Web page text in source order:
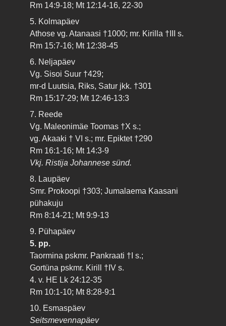
Rm 14:9-18; Mt 12:14-16, 22-30
5. Kolmapäev
Athose vg. Atanaasi †1000; mr. Kirilla †III s.
Rm 15:7-16; Mt 12:38-45
6. Neljapäev
Vg. Sisoi Suur †429;
mr-d Luutsia, Riks, Satur jkk. †301
Rm 15:17-29; Mt 12:46-13:3
7. Reede
Vg. Maleonimäe Toomas †X s.;
vg. Akaaki † VI s.; mr. Epiktet †290
Rm 16:1-16; Mt 14:3-9
Vkj. Ristija Johannese sünd.
8. Laupäev
Smr. Prokoopi †303; Jumalaema Kaasani
pühakuju
Rm 8:14-21; Mt 9:9-13
9. Pühapäev
5. pp.
Taormina pskmr. Pankraati †I s.;
Gortüna pskmr. Kirill †IV s.
4. v. HE Lk 24:12-35
Rm 10:1-10; Mt 8:28-9:1
10. Esmaspäev
Seitsmevennapäev